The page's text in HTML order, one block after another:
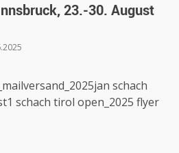
23.-30. August
schach
schach tirol open_2025 flyer